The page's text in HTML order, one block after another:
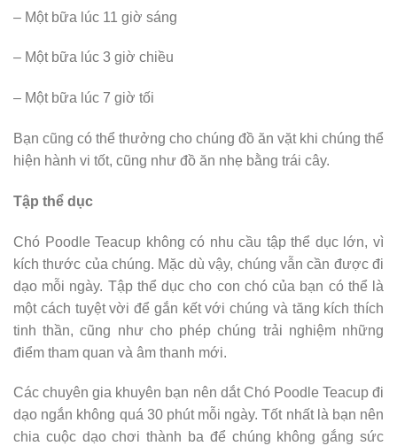
– Một bữa lúc 11 giờ sáng
– Một bữa lúc 3 giờ chiều
– Một bữa lúc 7 giờ tối
Bạn cũng có thể thưởng cho chúng đồ ăn vặt khi chúng thể
hiện hành vi tốt, cũng như đồ ăn nhẹ bằng trái cây.
Tập thể dục
Chó Poodle Teacup không có nhu cầu tập thể dục lớn, vì
kích thước của chúng. Mặc dù vậy, chúng vẫn cần được đi
dạo mỗi ngày. Tập thể dục cho con chó của bạn có thể là
một cách tuyệt vời để gắn kết với chúng và tăng kích thích
tinh thần, cũng như cho phép chúng trải nghiệm những
điểm tham quan và âm thanh mới.
Các chuyên gia khuyên bạn nên dắt Chó Poodle Teacup đi
dạo ngắn không quá 30 phút mỗi ngày. Tốt nhất là bạn nên
chia cuộc dạo chơi thành ba để chúng không gắng sức